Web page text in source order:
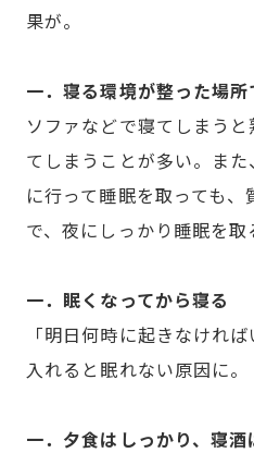
果が。
一．寝る環境が整った場所
ソファなどで寝てしまう
てしまうことが多い。ま
に行って睡眠を取っても
で、夜にしっかり睡眠を取
一．眠くなってから寝る
「明日何時に起きなけれ
入れると眠れない原因に。
一．夕食はしっかり、寝酒